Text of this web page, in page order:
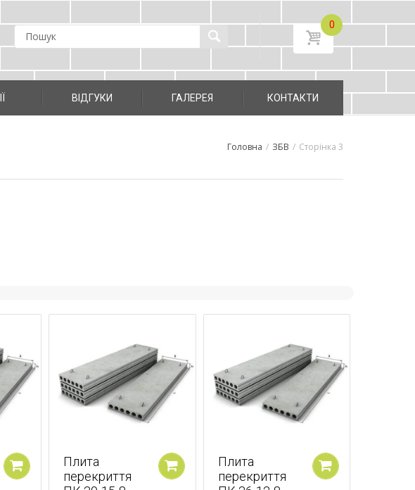
0
ВIДГУКИ ГАЛЕРЕЯ КОНТАКТИ
Головна / ЗБВ / Сторінка 3
Плита
перекриття
Плита
перекриття